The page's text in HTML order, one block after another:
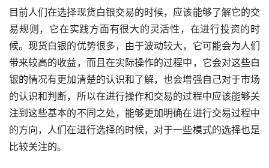
目前人们在选择现货白银交易的时候，应该能够了解它的交
易规则，它在实践方面有很大的灵活性，在进行投资的时
候。现货白银的优势很多，由于波动较大，它可能会为人们
带来较高的收益，而且在实际操作的过程中，它会对这些白
银的情况有更加清楚的认识和了解，也会增强自己对于市场
的认识和判断，所以在进行操作和交易的过程中应该能够关
注到这些基本的不同之处，能够更加明确在进行交易过程中
的方向，人们在进行选择的时候，对于一些模式的选择也是
比较关注的。